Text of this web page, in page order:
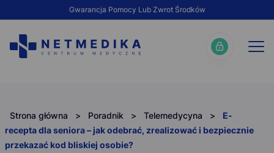
Gwarancja Pomocy Lub Zwrot Środków
Strona główna > Poradnik > Telemedycyna >
E-
recepta dla seniora – jak odebrać, zrealizować i bezpiecznie
przekazać kod bliskiej osobie?